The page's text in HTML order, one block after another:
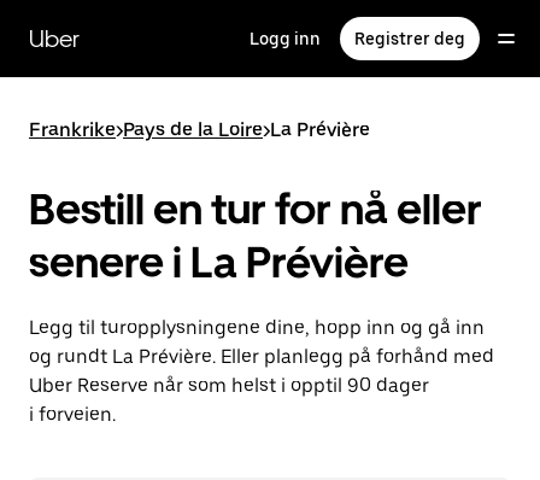
hovedinnholdet
Uber Logg inn Registrer deg
Frankrike>Pays de la Loire>La Prévière
Bestill en tur for nå eller
senere i La Prévière
Legg til turopplysningene dine, hopp inn og gå inn
og rundt La Prévière. Eller planlegg på forhånd med
Uber Reserve når som helst i opptil 90 dager
i forveien.